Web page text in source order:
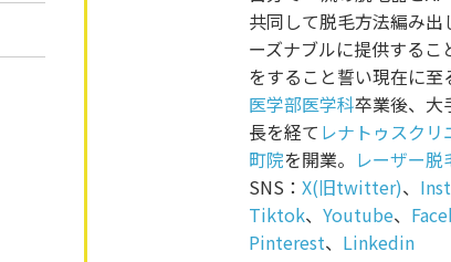
共同して脱毛方法編み出
ーズナブルに提供するこ
をすること誓い現在に至
医学部医学科卒業後、大
長を経て レナトゥスクリ
町院を開業。 レーザー脱
SNS： X(旧twitter)、
Tiktok、 Youtube、
Pinterest、 Linkedin